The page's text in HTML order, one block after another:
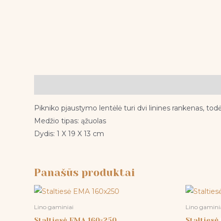
Pikniko pjaustymo lentėlė turi dvi linines rankenas,
Medžio tipas: ąžuolas
Dydis: 1 X 19 X 13 cm
Panašūs produktai
Lino gaminiai Lino